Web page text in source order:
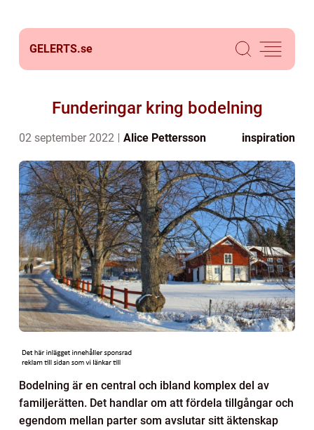
GELERTS.se
Funderingar kring bodelning
02 september 2022 Alice Pettersson inspiration
Bodelning är en central och ibland komplex del av
familjerätten. Det handlar om att fördela tillgångar och
egendom mellan parter som avslutar sitt äktenskap